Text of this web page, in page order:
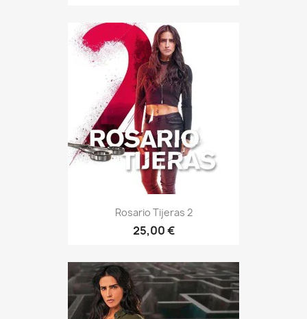
Rosario Tijeras 2
25,00 €